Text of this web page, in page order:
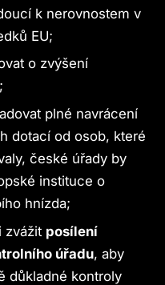
k nerovnostem v
EU;
o zvýšení
plné navrácení
dotací od osob, které
české úřady by
instituce o
hnízda;
zvážit posílení
úřadu, aby
důkladné kontroly